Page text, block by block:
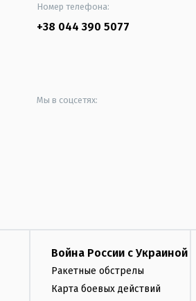
Номер телефона:
+38 044 390 5077
Мы в соцсетях:
Война России с Украиной
Ракетные обстрелы
Карта боевых действий